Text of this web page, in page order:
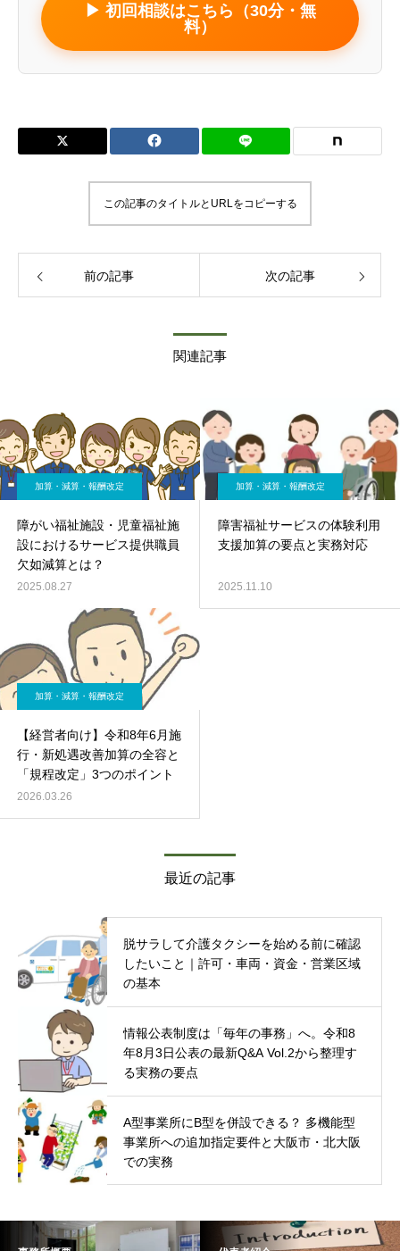
▶ 初回相談はこちら（30分・無
料）
この記事のタイトルとURLをコピーする
前の記事 次の記事
関連記事
加算・減算・報酬改定
障がい福祉施設・児童福祉施
設におけるサービス提供職員
欠如減算とは？
2025.08.27
加算・減算・報酬改定
障害福祉サービスの体験利用
支援加算の要点と実務対応
2025.11.10
加算・減算・報酬改定
【経営者向け】令和8年6月施
行・新処遇改善加算の全容と
「規程改定」3つのポイント
2026.03.26
最近の記事
脱サラして介護タクシーを始める前に確認
したいこと｜許可・車両・資金・営業区域
の基本
情報公表制度は「毎年の事務」へ。令和8
年8月3日公表の最新Q&A Vol.2から整理す
る実務の要点
A型事業所にB型を併設できる？ 多機能型
事業所への追加指定要件と大阪市・北大阪
での実務